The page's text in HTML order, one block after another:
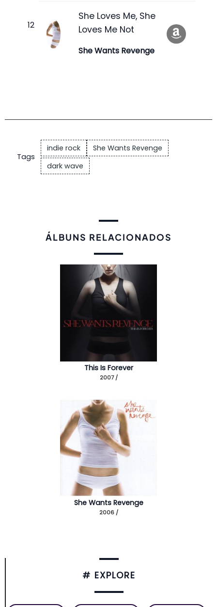
She Loves Me, She
Loves Me Not
She Wants Revenge
Tags
indie rock
She Wants Revenge
dark wave
ÁLBUNS RELACIONADOS
This Is Forever
2007 /
She Wants Revenge
2006 /
# EXPLORE